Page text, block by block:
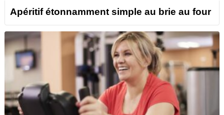
Apéritif étonnamment simple au brie au four